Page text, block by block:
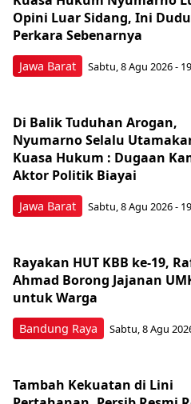
Jawa Barat
Opini Luar Sidang, Ini
Perkara Sebenarnya ​
Sabtu, 8 Agu 2026 -
Jawa Barat
Di Balik Tuduhan Arogan,
Nyumarno Selalu
Kuasa Hukum : Dugaan
Aktor Politik Biayai
Sabtu, 8 Agu 2026 -
Bandung Raya
Rayakan HUT KBB ke-19,
Ahmad Borong Jajanan
untuk Warga
Sabtu, 8 Agu
Tambah Kekuatan di Lini